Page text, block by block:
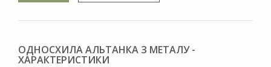
ОДНОСХИЛА АЛЬТАНКА З МЕТАЛУ -
ХАРАКТЕРИСТИКИ